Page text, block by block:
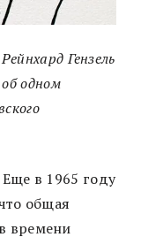
Гензель
одном
в 1965 году
общая
времени